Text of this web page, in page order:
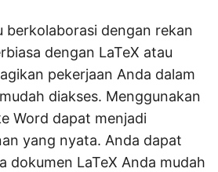
berkolaborasi dengan rekan
dengan LaTeX atau
pekerjaan Anda dalam
diakses. Menggunakan
Word dapat menjadi
yang nyata. Anda dapat
dokumen LaTeX Anda mudah